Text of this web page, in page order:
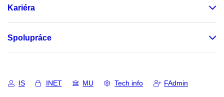
Kariéra
Spolupráce
IS INET MU Tech info FAdmin